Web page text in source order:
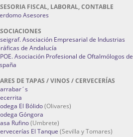
FISCAL, LABORAL, CONTABLE
Asesores
Asociación Empresarial de Industrias
de Andalucía
Asociación Profesional de Oftalmólogos de
DE TAPAS / VINOS / CERVECERÍAS
El Bólido(Olivares)
Góngora
Rufino(Umbrete)
El Tanque (Sevilla y Tomares)